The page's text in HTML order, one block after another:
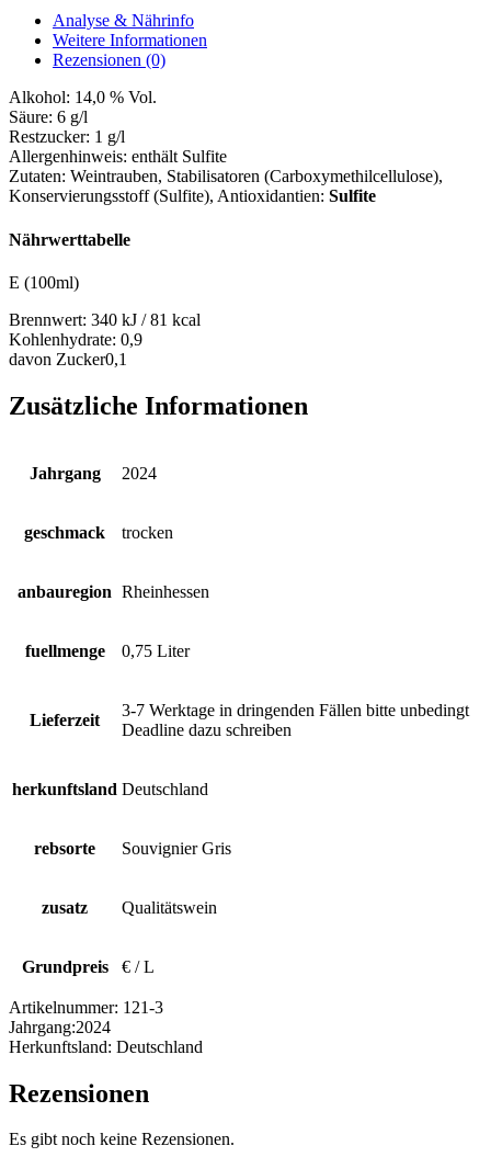
Menge
Analyse & Nährinfo
Weitere Informationen
Rezensionen (0)
Alkohol: 14,0 % Vol.
Säure: 6 g/l
Restzucker: 1 g/l
Allergenhinweis: enthält Sulfite
Zutaten: Weintrauben, Stabilisatoren (Carboxymethilcellulose),
Konservierungsstoff (Sulfite), Antioxidantien: Sulfite
Nährwerttabelle
E (100ml)
Brennwert: 340 kJ / 81 kcal
Kohlenhydrate: 0,9
davon Zucker0,1
Zusätzliche Informationen
Jahrgang 2024
geschmack trocken
anbauregion Rheinhessen
fuellmenge 0,75 Liter
Lieferzeit
3-7 Werktage in dringenden Fällen bitte unbedingt
Deadline dazu schreiben
herkunftsland Deutschland
rebsorte Souvignier Gris
zusatz Qualitätswein
Grundpreis € / L
Artikelnummer: 121-3
Jahrgang:2024
Herkunftsland: Deutschland
Rezensionen
Es gibt noch keine Rezensionen.